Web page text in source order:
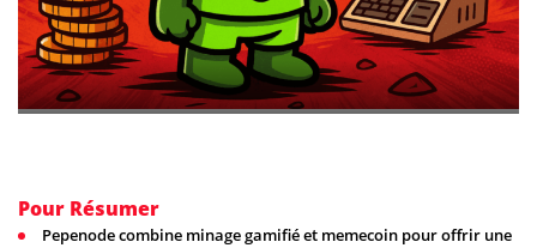
Pour Résumer
Pepenode combine minage gamifié et memecoin pour offrir une